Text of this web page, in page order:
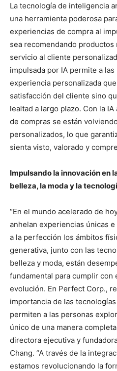
La tecnología de inteligencia
una herramienta poderosa
experiencias de compra al
sea recomendando
servicio al cliente
impulsada por IA permite a
experiencia personalizada
satisfacción del cliente sino
lealtad a largo plazo. Con la
de compras se están
personalizados, lo que
sienta visto, valorado y
Impulsando la innovación en
belleza, la moda y la
“En el mundo acelerado de
anhelan experiencias únicas
a la perfección los ámbitos
generativa, junto con las
belleza y moda, están
fundamental para cumplir con
evolución. En Perfect Corp.,
importancia de las
permiten a las personas
único de una manera
directora ejecutiva y
Chang. “A través de la
estamos revolucionando la